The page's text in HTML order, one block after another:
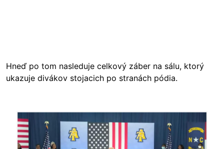
Hneď po tom nasleduje celkový záber na sálu, ktorý
ukazuje divákov stojacich po stranách pódia.
Image